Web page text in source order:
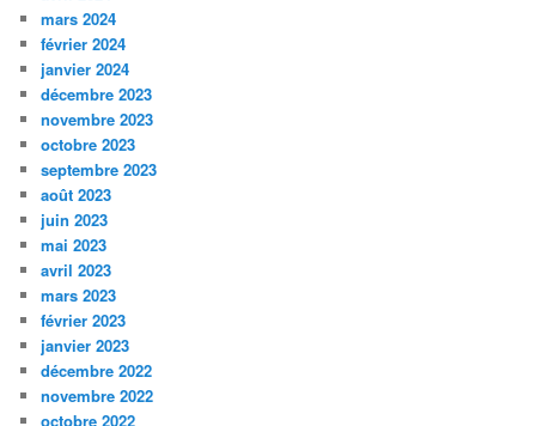
mars 2024
février 2024
janvier 2024
décembre 2023
novembre 2023
octobre 2023
septembre 2023
août 2023
juin 2023
mai 2023
avril 2023
mars 2023
février 2023
janvier 2023
décembre 2022
novembre 2022
octobre 2022